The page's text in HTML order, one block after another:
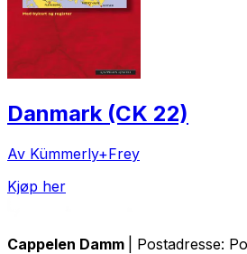
Danmark (CK 22)
Av Kümmerly+Frey
Kjøp her
Cappelen Damm | Postadresse: